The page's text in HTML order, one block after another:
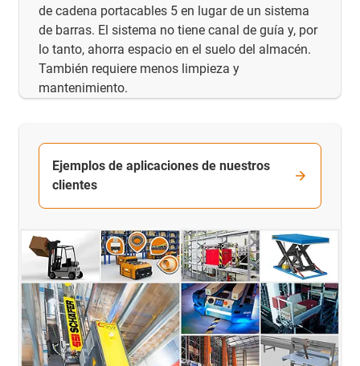
de cadena portacables 5 en lugar de un sistema
de barras. El sistema no tiene canal de guía y, por
lo tanto, ahorra espacio en el suelo del almacén.
También requiere menos limpieza y
mantenimiento.
Ejemplos de aplicaciones de nuestros
clientes